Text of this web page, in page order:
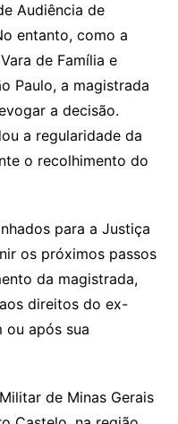
Audiência de
entanto, como a
de Família e
Paulo, a magistrada
a decisão.
a regularidade da
o recolhimento do
para a Justiça
os próximos passos
da magistrada,
direitos do ex-
ou após sua
de Minas Gerais